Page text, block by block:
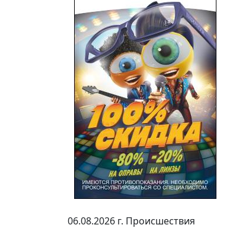
06.08.2026 г. Происшествия